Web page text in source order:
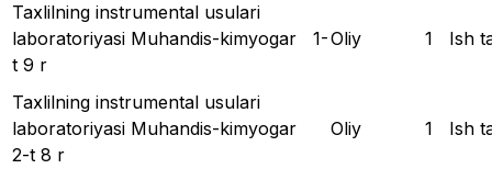
Taxlilning instrumental usulari
laboratoriyasi Muhandis-kimyogar 1-
t 9 r
Oliy 1 Ish
Taxlilning instrumental usulari
laboratoriyasi Muhandis-kimyogar
2-t 8 r
Oliy 1 Ish